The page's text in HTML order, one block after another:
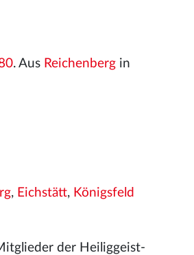
. Aus Reichenberg in
, Eichstätt, Königsfeld
der Heiliggeist-